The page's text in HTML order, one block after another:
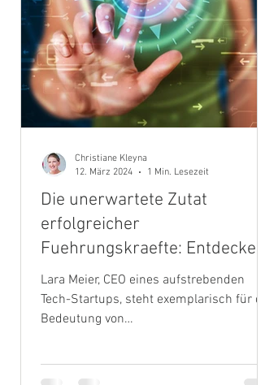
Die unerwartete Zutat
erfolgreicher
Fuehrungskraefte: Entdecke,
was viele Frauen uebersehen!
Ein Beispiel.
Lara Meier, CEO eines aufstrebenden
Tech-Startups, steht exemplarisch für die
Bedeutung von
Christiane Kleyna
12. März 2024
1 Min. Lesezeit